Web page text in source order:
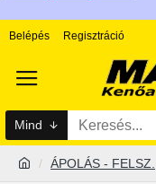
Belépés Regisztráció
Mind
ÁPOLÁS - FELSZ.